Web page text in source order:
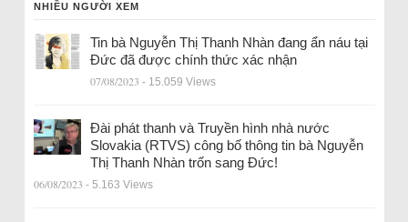
NHIỀU NGƯỜI XEM
Tin bà Nguyễn Thị Thanh Nhàn đang ẩn náu tại
Đức đã được chính thức xác nhận
07/08/2023 - 15.059 Views
Đài phát thanh và Truyền hình nhà nước
Slovakia (RTVS) công bố thông tin bà Nguyễn
Thị Thanh Nhàn trốn sang Đức!
06/08/2023 - 5.163 Views